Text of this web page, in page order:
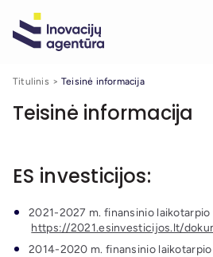
Titulinis Teisinė informacija
Teisinė informacija
ES investicijos:
2021-2027 m. finansinio
https://2021.esinvesticijos.lt/
2014-2020 m. finansinio